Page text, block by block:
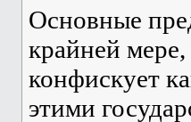
Основные
крайней
конфискует
этими